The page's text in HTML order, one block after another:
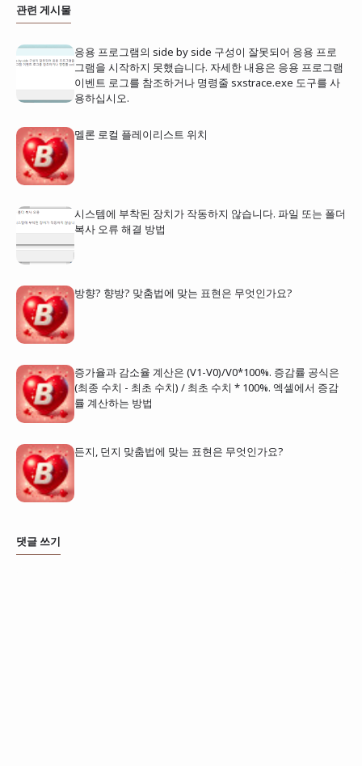
관련 게시물
응용 프로그램의 side by side 구성이 잘못되어 응용 프로
그램을 시작하지 못했습니다. 자세한 내용은 응용 프로그램
이벤트 로그를 참조하거나 명령줄 sxstrace.exe 도구를 사
용하십시오.
멜론 로컬 플레이리스트 위치
시스템에 부착된 장치가 작동하지 않습니다. 파일 또는 폴더
복사 오류 해결 방법
방향? 향방? 맞춤법에 맞는 표현은 무엇인가요?
증가율과 감소율 계산은 (V1-V0)/V0*100%. 증감률 공식은
(최종 수치 - 최초 수치) / 최초 수치 * 100%. 엑셀에서 증감
률 계산하는 방법
든지, 던지 맞춤법에 맞는 표현은 무엇인가요?
댓글 쓰기